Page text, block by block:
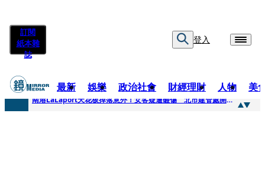
訂閱
紙本雜
誌
登入
最新 娛樂 政治社會 財經理財 人物 美
快訊
南港LaLaport天花板掉落意外！女客疑遭砸傷 北市建管處開罰30萬